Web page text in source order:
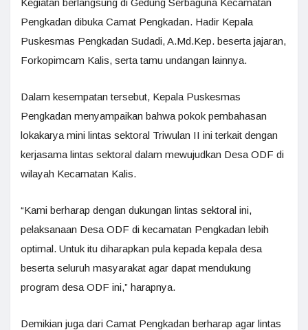
Kegiatan berlangsung di Gedung Serbaguna Kecamatan
Pengkadan dibuka Camat Pengkadan. Hadir Kepala
Puskesmas Pengkadan Sudadi, A.Md.Kep. beserta jajaran,
Forkopimcam Kalis, serta tamu undangan lainnya.
Dalam kesempatan tersebut, Kepala Puskesmas
Pengkadan menyampaikan bahwa pokok pembahasan
lokakarya mini lintas sektoral Triwulan II ini terkait dengan
kerjasama lintas sektoral dalam mewujudkan Desa ODF di
wilayah Kecamatan Kalis.
“Kami berharap dengan dukungan lintas sektoral ini,
pelaksanaan Desa ODF di kecamatan Pengkadan lebih
optimal. Untuk itu diharapkan pula kepada kepala desa
beserta seluruh masyarakat agar dapat mendukung
program desa ODF ini,” harapnya.
Demikian juga dari Camat Pengkadan berharap agar lintas